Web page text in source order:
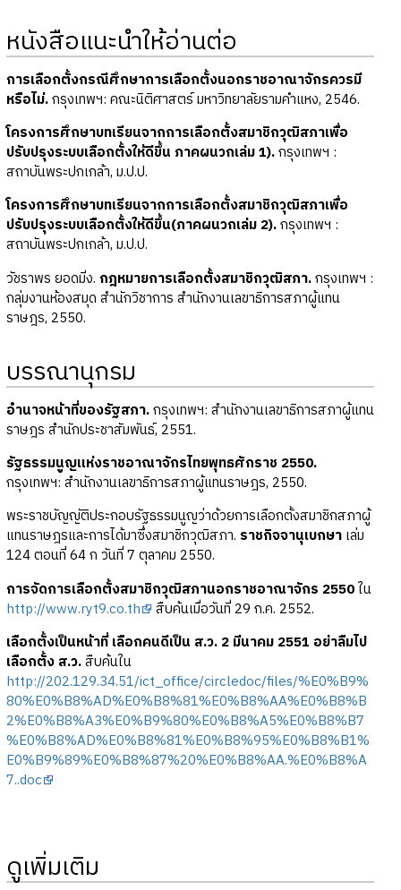
หนังสือแนะนำให้อ่านต่อ
การเลือกตั้งกรณีศึกษาการเลือกตั้งนอกราชอาณาจักรควรมี
หรือไม่.กรุงเทพฯ: คณะนิติศาสตร์ มหาวิทยาลัยรามคำแหง, 2546.
โครงการศึกษาบทเรียนจากการเลือกตั้งสมาชิกวุฒิสภาเพื่อ
ปรับปรุงระบบเลือกตั้งให้ดีขึ้น ภาคผนวกเล่ม 1).กรุงเทพฯ :
สถาบันพระปกเกล้า, ม.ป.ป.
โครงการศึกษาบทเรียนจากการเลือกตั้งสมาชิกวุฒิสภาเพื่อ
ปรับปรุงระบบเลือกตั้งให้ดีขึ้น(ภาคผนวกเล่ม 2).กรุงเทพฯ :
สถาบันพระปกเกล้า, ม.ป.ป.
วัชราพร ยอดมิ่ง. กฎหมายการเลือกตั้งสมาชิกวุฒิสภา.กรุงเทพฯ :
กลุ่มงานห้องสมุด สำนักวิชาการ สำนักงานเลขาธิการสภาผู้แทน
ราษฎร, 2550.
บรรณานุกรม
อำนาจหน้าที่ของรัฐสภา.กรุงเทพฯ: สำนักงานเลขาธิการสภาผู้แทน
ราษฎร สำนักประชาสัมพันธ์, 2551.
รัฐธรรมนูญแห่งราชอาณาจักรไทยพุทธศักราช 2550.
กรุงเทพฯ: สำนักงานเลขาธิการสภาผู้แทนราษฎร, 2550.
พระราชบัญญัติประกอบรัฐธรรมนูญว่าด้วยการเลือกตั้งสมาชิกสภาผู้
แทนราษฎรและการได้มาซึ่งสมาชิกวุฒิสภา. ราชกิจจานุเบกษาเล่ม
124 ตอนที่ 64 ก วันที่ 7 ตุลาคม 2550.
การจัดการเลือกตั้งสมาชิกวุฒิสภานอกราชอาณาจักร 2550ใน
http://www.ryt9.co.th
สืบค้นเมื่อวันที่ 29 ก.ค. 2552.
เลือกตั้งเป็นหน้าที่ เลือกคนดีเป็น ส.ว. 2 มีนาคม 2551 อย่าลืมไป
เลือกตั้ง ส.ว.สืบค้นใน
http://202.129.34.51/ict_office/circledoc/files/%E0%B9%
80%E0%B8%AD%E0%B8%81%E0%B8%AA%E0%B8%B
2%E0%B8%A3%E0%B9%80%E0%B8%A5%E0%B8%B7
%E0%B8%AD%E0%B8%81%E0%B8%95%E0%B8%B1%
E0%B9%89%E0%B8%87%20%E0%B8%AA.%E0%B8%A
7..doc
ดูเพิ่มเติม